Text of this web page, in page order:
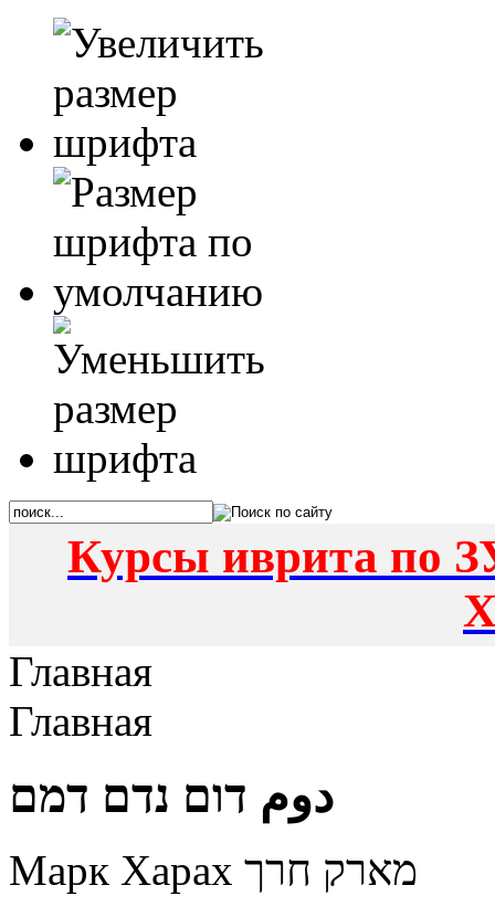
Курсы иврита по
Главная
Главная
دوم דום נדם דמם
Марк Харах מארק חרך